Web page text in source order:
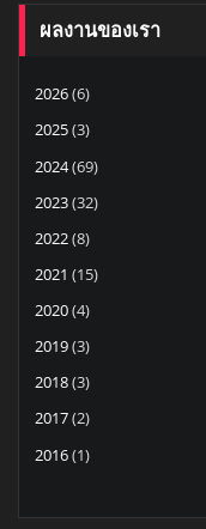
ผลงานของเรา
2026(6)
2025(3)
2024(69)
2023(32)
2022(8)
2021 (15)
2020(4)
2019(3)
2018(3)
2017(2)
2016(1)